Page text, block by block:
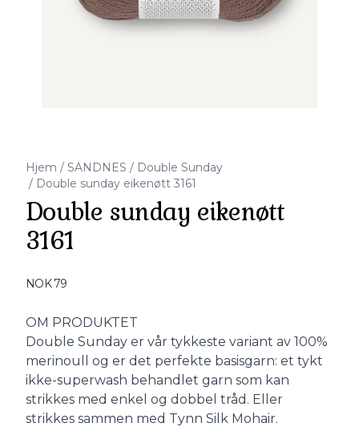
Hjem / SANDNES / Double Sunday
/ Double sunday eikenøtt 3161
Double sunday eikenøtt
3161
NOK 79
Description
OM PRODUKTET
Double Sunday er vår tykkeste variant av 100%
merinoull og er det perfekte basisgarn: et tykt
ikke-superwash behandlet garn som kan
strikkes med enkel og dobbel tråd. Eller
strikkes sammen med Tynn Silk Mohair.